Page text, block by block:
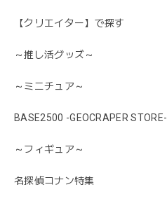
【クリエイター】で探す
～推し活グッズ～
～ミニチュア～
BASE2500 -GEOCRAPER STORE-
～フィギュア～
名探偵コナン特集